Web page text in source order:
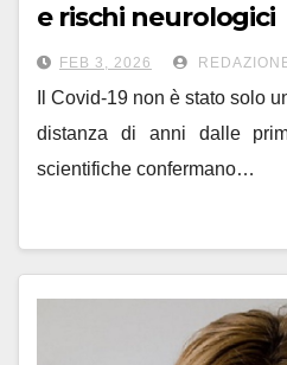
e rischi neurologici
FEB 3, 2026
Il Covid-19 non è stato solo
distanza di anni dalle
scientifiche confermano…